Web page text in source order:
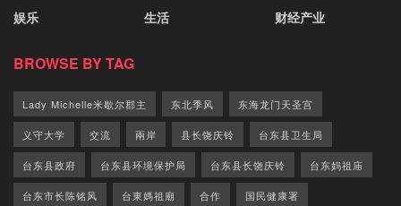
娱乐
生活
财经产业
BROWSE BY TAG
Lady Michelle米歇尔郡主 东北季风 东海龙门天圣宫
义守大学 交流 兩岸 县长饶庆铃 台东县卫生局
台东县政府 台东县环境保护局 台东县长饶庆铃 台东妈祖庙
台东市长陈铭风 台東媽祖廟 合作 国民健康署